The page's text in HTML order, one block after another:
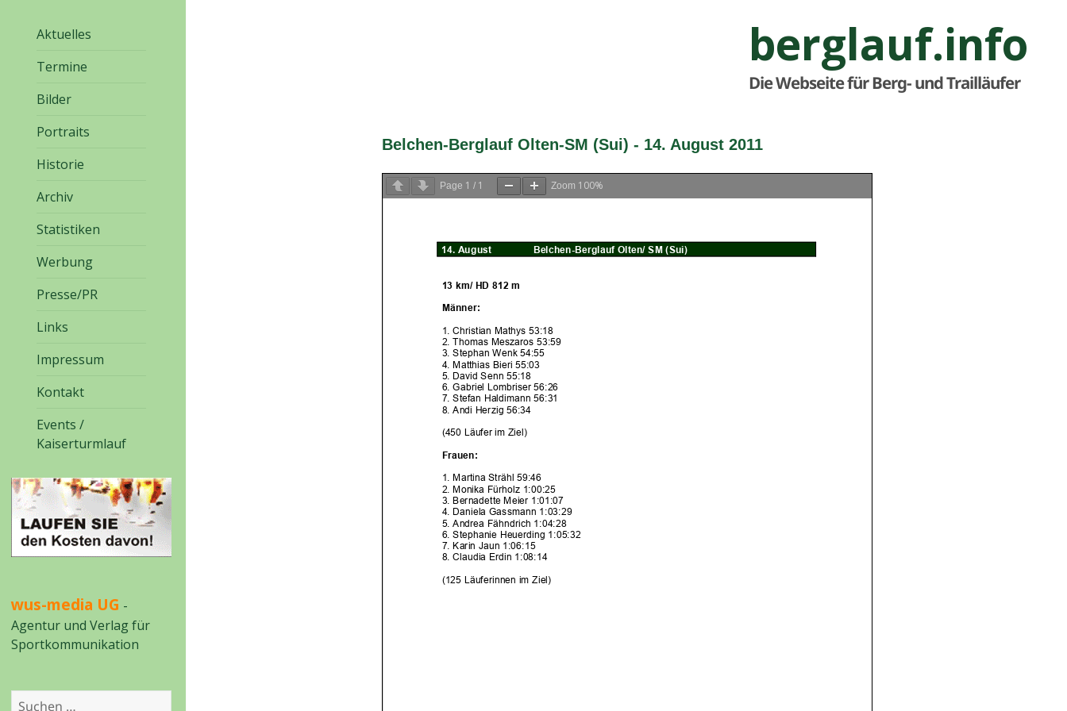
berglauf.info
Die Webseite für Berg- und Trailläufer
Aktuelles
Termine
Bilder
Portraits
Historie
Archiv
Statistiken
Werbung
Presse/PR
Links
Impressum
Kontakt
Events /
Kaiserturmlauf
wus-media UG -
Agentur und Verlag für
Sportkommunikation
Suchen
Belchen-Berglauf Olten-SM (Sui) - 14. August 2011
Page 1 / 1 Zoom 100%